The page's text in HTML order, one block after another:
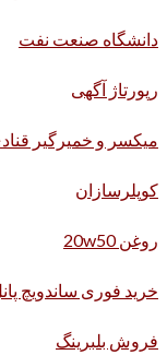
دانشگاه صنعت نفت
رپورتاژ آگهی
میکسر و خمیرگیر
کوپلرسازان
روغن 20w50
خرید فوری ساندویچ
فروش بلبرینگ